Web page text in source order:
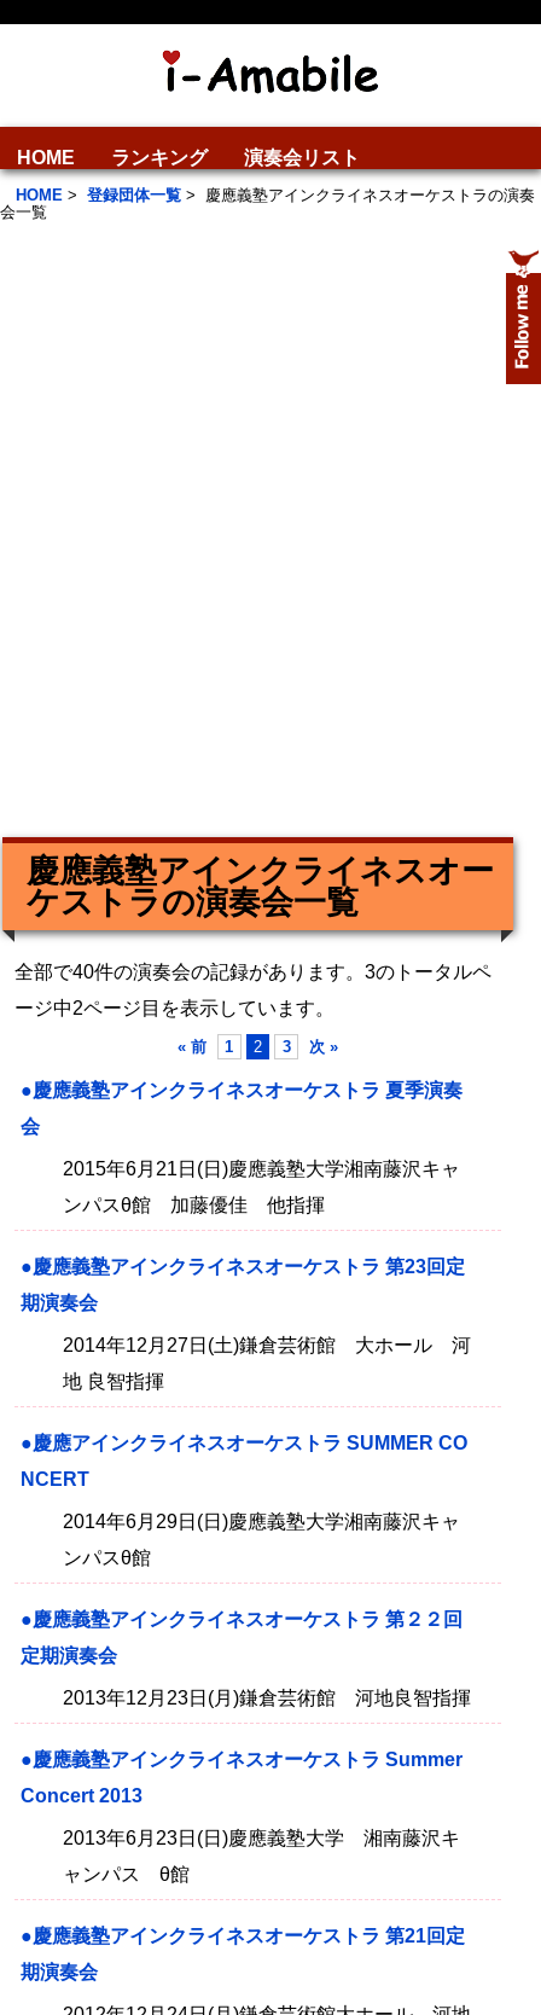
HOME ランキング 演奏会リスト
HOME > 登録団体一覧 > 慶應義塾アインクライネスオーケストラの演奏
会一覧
慶應義塾アインクライネスオー
ケストラの演奏会一覧
全部で40件の演奏会の記録があります。3のトータルペ
ージ中2ページ目を表示しています。
« 前 1 2 3 次 »
●慶應義塾アインクライネスオーケストラ 夏季演奏
会
2015年6月21日(日)慶應義塾大学湘南藤沢キャ
ンパスθ館 加藤優佳 他指揮
●慶應義塾アインクライネスオーケストラ 第23回定
期演奏会
2014年12月27日(土)鎌倉芸術館 大ホール 河
地 良智指揮
●慶應アインクライネスオーケストラ SUMMER CO
NCERT
2014年6月29日(日)慶應義塾大学湘南藤沢キャ
ンパスθ館
●慶應義塾アインクライネスオーケストラ 第２２回
定期演奏会
2013年12月23日(月)鎌倉芸術館 河地良智指揮
●慶應義塾アインクライネスオーケストラ Summer
Concert 2013
2013年6月23日(日)慶應義塾大学 湘南藤沢キ
ャンパス θ館
●慶應義塾アインクライネスオーケストラ 第21回定
期演奏会